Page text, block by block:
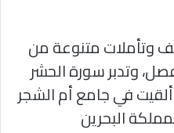
وتأملات متنوعة من
وتدبر سورة الحشر
في جامع أم الشجر
البحرين